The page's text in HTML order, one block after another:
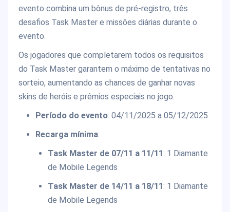
evento combina um bônus de pré-registro, três
desafios Task Master e missões diárias durante o
evento.
Os jogadores que completarem todos os requisitos
do Task Master garantem o máximo de tentativas no
sorteio, aumentando as chances de ganhar novas
skins de heróis e prêmios especiais no jogo.
Período do evento: 04/11/2025 a 05/12/2025
Recarga mínima:
Task Master de 07/11 a 11/11: 1 Diamante
de Mobile Legends
Task Master de 14/11 a 18/11: 1 Diamante
de Mobile Legends